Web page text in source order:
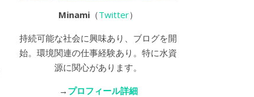
Minami （Twitter）
持続可能な社会に興味あり、ブログを開
始。環境関連の仕事経験あり。特に水資
源に関心があります。
→ プロフィール詳細